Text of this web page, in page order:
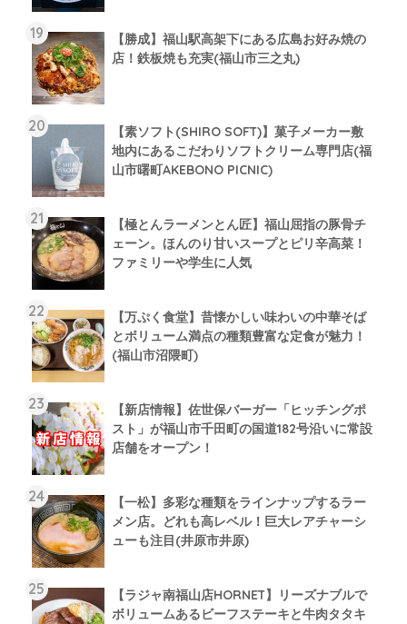
【勝成】福山駅高架下にある広島お好み焼の
店！鉄板焼も充実(福山市三之丸)
【素ソフト(SHIRO SOFT)】菓子メーカー敷
地内にあるこだわりソフトクリーム専門店(福
山市曙町AKEBONO PICNIC)
【極とんラーメンとん匠】福山屈指の豚骨チ
ェーン。ほんのり甘いスープとピリ辛高菜！
ファミリーや学生に人気
【万ぷく食堂】昔懐かしい味わいの中華そば
とボリューム満点の種類豊富な定食が魅力！
(福山市沼隈町)
【新店情報】佐世保バーガー「ヒッチングポ
スト」が福山市千田町の国道182号沿いに常設
店舗をオープン！
【一松】多彩な種類をラインナップするラー
メン店。どれも高レベル！巨大レアチャーシ
ューも注目(井原市井原)
【ラジャ南福山店HORNET】リーズナブルで
ボリュームあるビーフステーキと牛肉タタキ